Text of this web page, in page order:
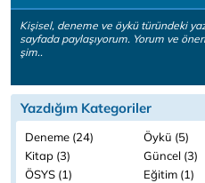
Kişisel, deneme ve öykü türündeki
sayfada paylaşıyorum. Yorum ve
şim..
Yazdığım Kategoriler
Deneme (24)
Öykü (5)
Kitap (3)
Güncel (3)
ÖSYS (1)
Eğitim (1)